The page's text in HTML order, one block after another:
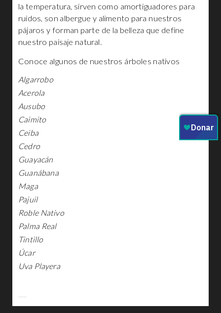
la temperatura, sirven como amortiguadores para
ruidos, son albergue y alimento para nuestros
pájaros y forman parte de la belleza que define
nuestro paisaje natural.
Conoce algunos de nuestros árboles nativos
Algarrobo
Acerola
Ausubo
Caimito
Ceiba
Cedro
Guayacán
Guanábana
Maga
Pajuil
Roble Nativo
Palma Real
Tintillo
Úcar
Uva Playera